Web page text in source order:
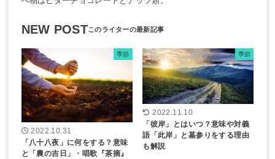
NEW POST
季節
2022.10.31
「八十八夜」に何をする？意味
と「農の吉日」・唱歌『茶摘』
季節
2022.11.10
「彼岸」とはいつ？意味や対義
語「此岸」と墓参りをする理由
も解説